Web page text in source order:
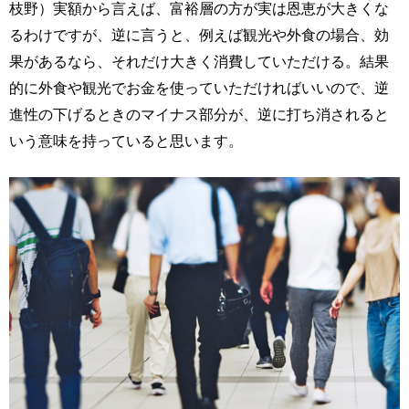
枝野）実額から言えば、富裕層の方が実は恩恵が大きくな
るわけですが、逆に言うと、例えば観光や外食の場合、効
果があるなら、それだけ大きく消費していただける。結果
的に外食や観光でお金を使っていただければいいので、逆
進性の下げるときのマイナス部分が、逆に打ち消されると
いう意味を持っていると思います。